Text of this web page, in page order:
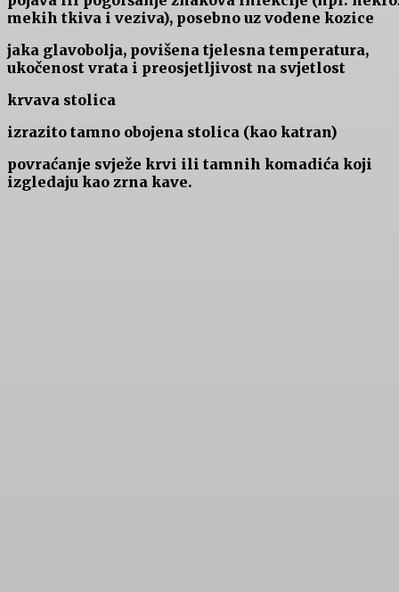
mekih tkiva i veziva), posebno uz vodene kozice
jaka glavobolja, povišena tjelesna temperatura,
ukočenost vrata i preosjetljivost na svjetlost
krvava stolica
izrazito tamno obojena stolica (kao katran)
povraćanje svježe krvi ili tamnih komadića koji
izgledaju kao zrna kave.